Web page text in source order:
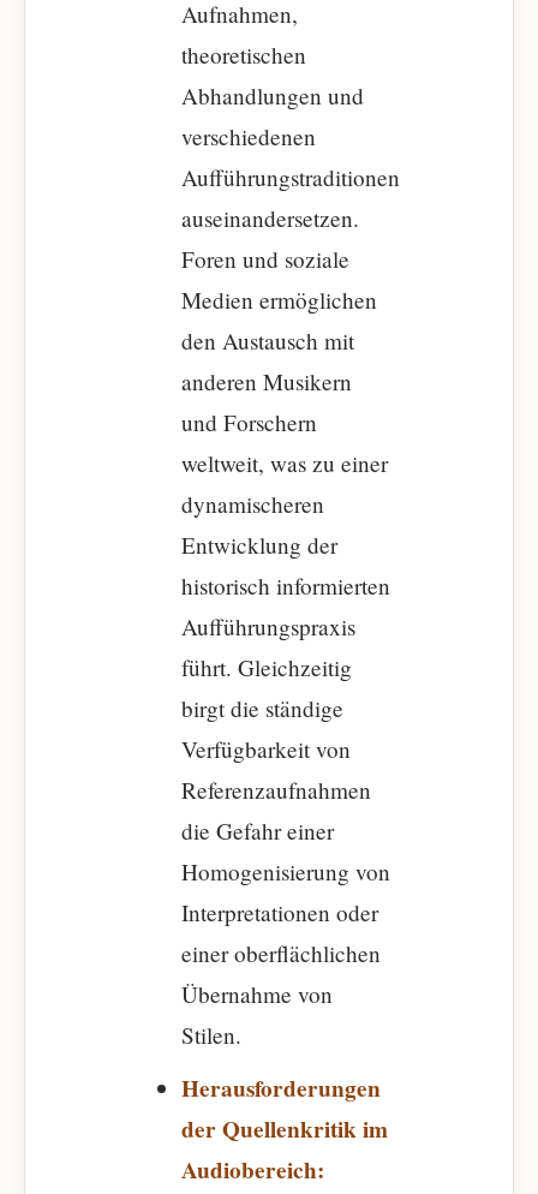
Aufnahmen,
theoretischen
Abhandlungen und
verschiedenen
Aufführungstraditionen
auseinandersetzen.
Foren und soziale
Medien ermöglichen
den Austausch mit
anderen Musikern
und Forschern
weltweit, was zu einer
dynamischeren
Entwicklung der
historisch informierten
Aufführungspraxis
führt. Gleichzeitig
birgt die ständige
Verfügbarkeit von
Referenzaufnahmen
die Gefahr einer
Homogenisierung von
Interpretationen oder
einer oberflächlichen
Übernahme von
Stilen.
Herausforderungen
der Quellenkritik im
Audiobereich: